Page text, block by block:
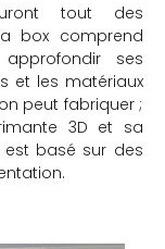
tout des
box comprend
ses
et les matériaux
peut fabriquer ;
3D et sa
est basé sur des